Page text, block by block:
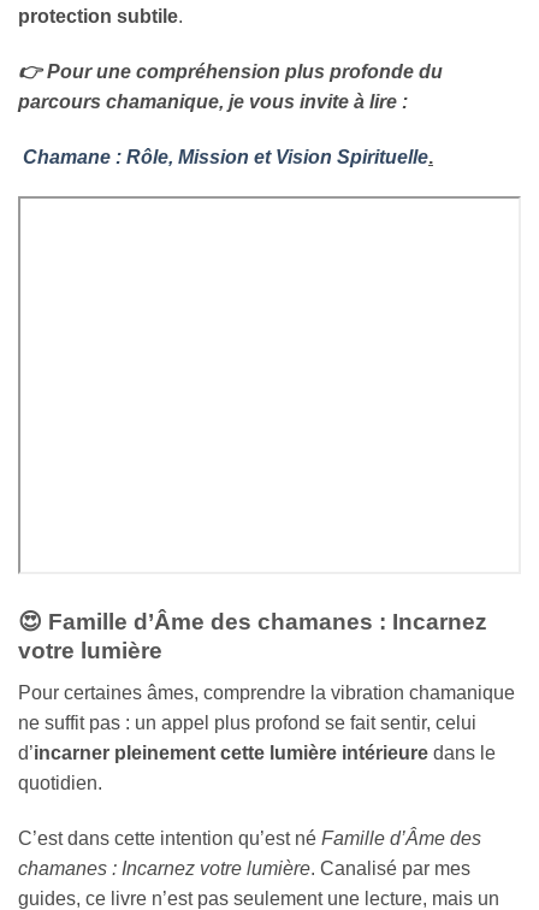
protection subtile.
👉 Pour une compréhension plus profonde du
parcours chamanique, je vous invite à lire :
Chamane : Rôle, Mission et Vision Spirituelle.
😍 Famille d’Âme des chamanes : Incarnez
votre lumière
Pour certaines âmes, comprendre la vibration chamanique
ne suffit pas : un appel plus profond se fait sentir, celui
d’incarner pleinement cette lumière intérieure dans le
quotidien.
C’est dans cette intention qu’est né Famille d’Âme des
chamanes : Incarnez votre lumière. Canalisé par mes
guides, ce livre n’est pas seulement une lecture, mais un